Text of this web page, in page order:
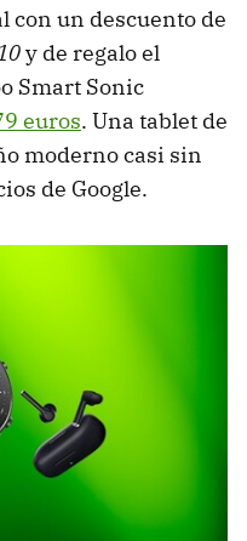
con un descuento de
y de regalo el
Smart Sonic
euros. Una tablet de
moderno casi sin
de Google.